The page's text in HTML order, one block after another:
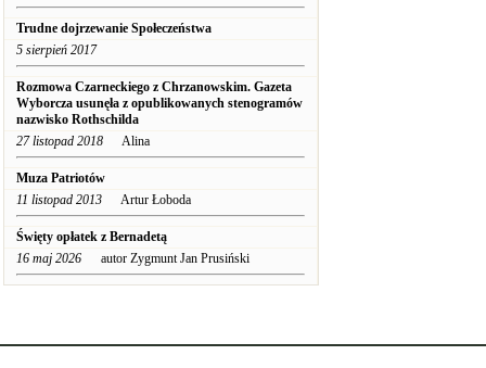
Trudne dojrzewanie Społeczeństwa
5 sierpień 2017
Rozmowa Czarneckiego z Chrzanowskim. Gazeta
Wyborcza usunęła z opublikowanych stenogramów
nazwisko Rothschilda
27 listopad 2018 Alina
Muza Patriotów
11 listopad 2013 Artur Łoboda
Święty opłatek z Bernadetą
16 maj 2026 autor Zygmunt Jan Prusiński